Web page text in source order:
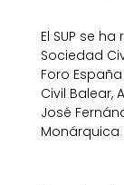
El SUP se
Sociedad
Foro
Civil Balear,
José
Monárquica